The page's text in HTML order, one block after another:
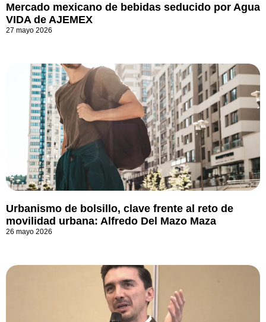
Mercado mexicano de bebidas seducido por Agua
VIDA de AJEMEX
27 mayo 2026
Urbanismo de bolsillo, clave frente al reto de
movilidad urbana: Alfredo Del Mazo Maza
26 mayo 2026